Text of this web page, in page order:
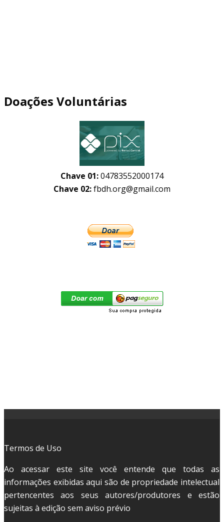
Doações Voluntárias
Chave 01:04783552000174
Chave 02:fbdh.org@gmail.com
Termos de Uso
Ao acessar este site você entende que todas as
informações exibidas aqui são de propriedade intelectual
pertencentes aos seus autores/produtores e estão
sujeitas à edição sem aviso prévio